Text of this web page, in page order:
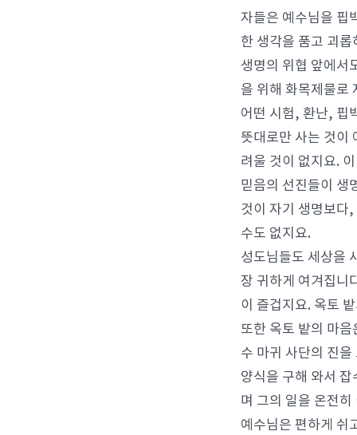
자들은 예수님을 핍
한 생각을 품고 괴
생명의 위협 앞에서
을 위해 화목제물로
어떤 시험, 환난, 핍
뜻대로만 사는 것이
려울 것이 없지요.
믿음의 선진들이 생
것이 자기 생명보다
수도 없지요.
성도님들도 세상을
장 귀하게 여겨집니
이 즐겁지요. 옥토
또한 옥토 밭의 마
수 마귀 사단의 진
양식을 구해 와서
며 그의 일을 온전
예수님은 편하게 쉬